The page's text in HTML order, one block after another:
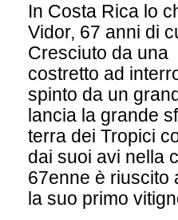
In Costa Rica lo
Vidor, 67 anni di
Cresciuto da una
costretto ad
spinto da un
lancia la grande
terra dei Tropici
dai suoi avi nella
67enne è riuscito
la suo primo